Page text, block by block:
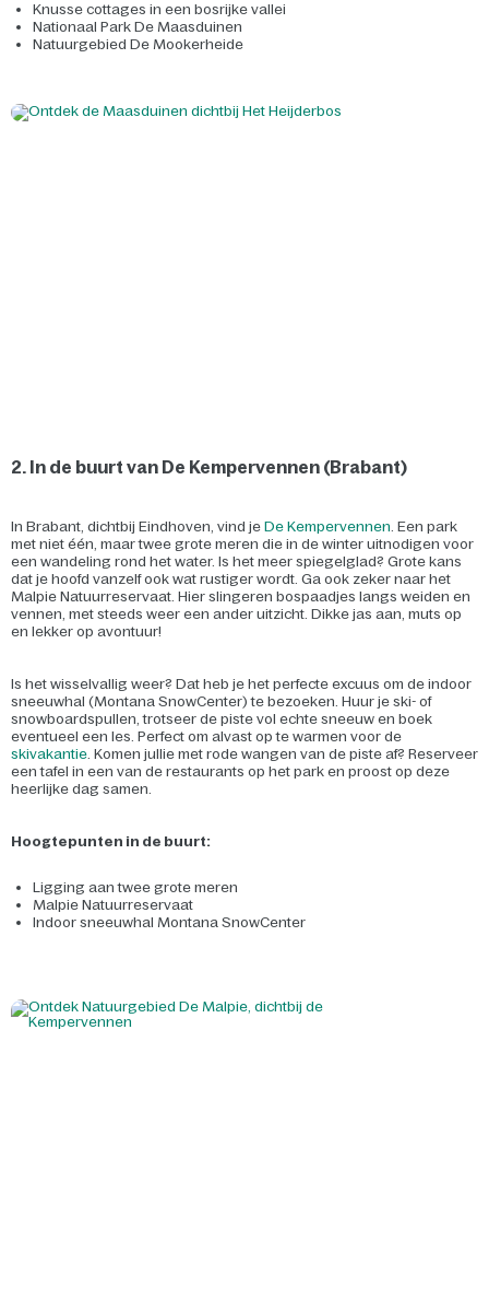
Knusse cottages in een bosrijke vallei
Nationaal Park De Maasduinen
Natuurgebied De Mookerheide
2. In de buurt van De Kempervennen (Brabant)
In Brabant, dichtbij Eindhoven, vind je De Kempervennen. Een park
met niet één, maar twee grote meren die in de winter uitnodigen voor
een wandeling rond het water. Is het meer spiegelglad? Grote kans
dat je hoofd vanzelf ook wat rustiger wordt. Ga ook zeker naar het
Malpie Natuurreservaat. Hier slingeren bospaadjes langs weiden en
vennen, met steeds weer een ander uitzicht. Dikke jas aan, muts op
en lekker op avontuur!
Is het wisselvallig weer? Dat heb je het perfecte excuus om de indoor
sneeuwhal (Montana SnowCenter) te bezoeken. Huur je ski- of
snowboardspullen, trotseer de piste vol echte sneeuw en boek
eventueel een les. Perfect om alvast op te warmen voor de
skivakantie. Komen jullie met rode wangen van de piste af? Reserveer
een tafel in een van de restaurants op het park en proost op deze
heerlijke dag samen.
Hoogtepunten in de buurt:
Ligging aan twee grote meren
Malpie Natuurreservaat
Indoor sneeuwhal Montana SnowCenter